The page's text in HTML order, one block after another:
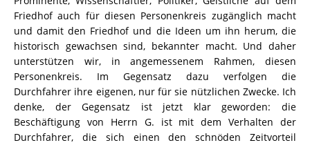
Friedhof auch für diesen Personenkreis zugänglich macht
und damit den Friedhof und die Ideen um ihn herum, die
historisch gewachsen sind, bekannter macht. Und daher
unterstützen wir, in angemessenem Rahmen, diesen
Personenkreis. Im Gegensatz dazu verfolgen die
Durchfahrer ihre eigenen, nur für sie nützlichen Zwecke. Ich
denke, der Gegensatz ist jetzt klar geworden: die
Beschäftigung von Herrn G. ist mit dem Verhalten der
Durchfahrer, die sich einen den schnöden Zeitvorteil